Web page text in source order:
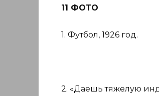
11 ФОТО
1. Футбол, 1926 год.
2. «Даешь тяжелую